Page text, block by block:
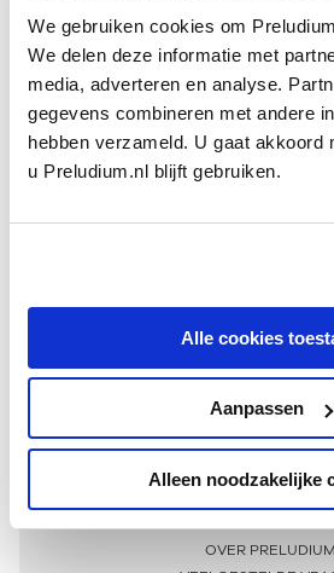
We gebruiken cookies om
We delen deze informatie met
media, adverteren en analyse.
gegevens combineren met andere
hebben verzameld. U gaat akkoord
u Preludium.nl blijft gebruiken.
Alle cookies
Aanpassen
Alleen noodzakelijke
Meer
OVER PRELUDIUM